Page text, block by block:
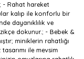
- Rahat hareket
kalıp ile konforlu bir
dayanıklılık ve
dokunur.; - Bebek &
miniklerin rahatlığı
tasarımı ile mevsim